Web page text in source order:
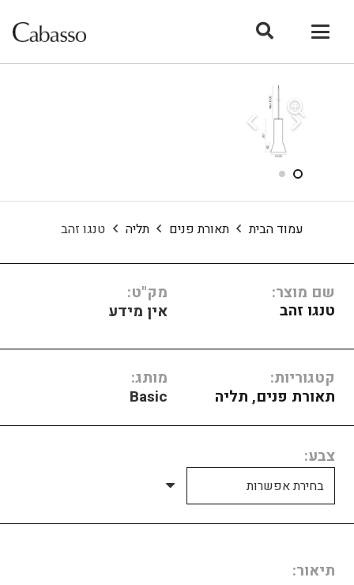
עמוד הבית תאורת פנים תליה טנגו זהב
שם מוצר:
טנגו זהב
מק"ט:
אין מידע
קטגוריות:
תאורת פנים, תליה
מותג:
Basic
צבע
תיאור